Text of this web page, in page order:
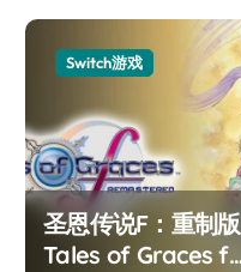
Switch游戏
圣恩传说F：重制版
Tales of Graces f